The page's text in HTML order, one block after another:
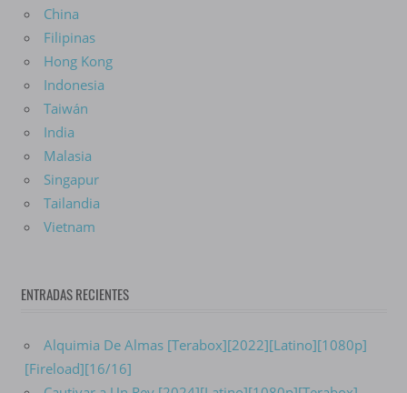
China
Filipinas
Hong Kong
Indonesia
Taiwán
India
Malasia
Singapur
Tailandia
Vietnam
ENTRADAS RECIENTES
Alquimia De Almas [Terabox][2022][Latino][1080p]
[Fireload][16/16]